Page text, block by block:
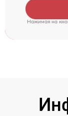
Нажимая на